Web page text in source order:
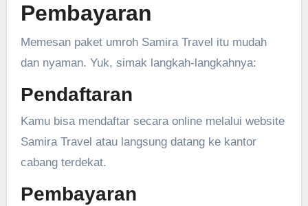
Pembayaran
Memesan paket umroh Samira Travel itu mudah
dan nyaman. Yuk, simak langkah-langkahnya:
Pendaftaran
Kamu bisa mendaftar secara online melalui website
Samira Travel atau langsung datang ke kantor
cabang terdekat.
Pembayaran